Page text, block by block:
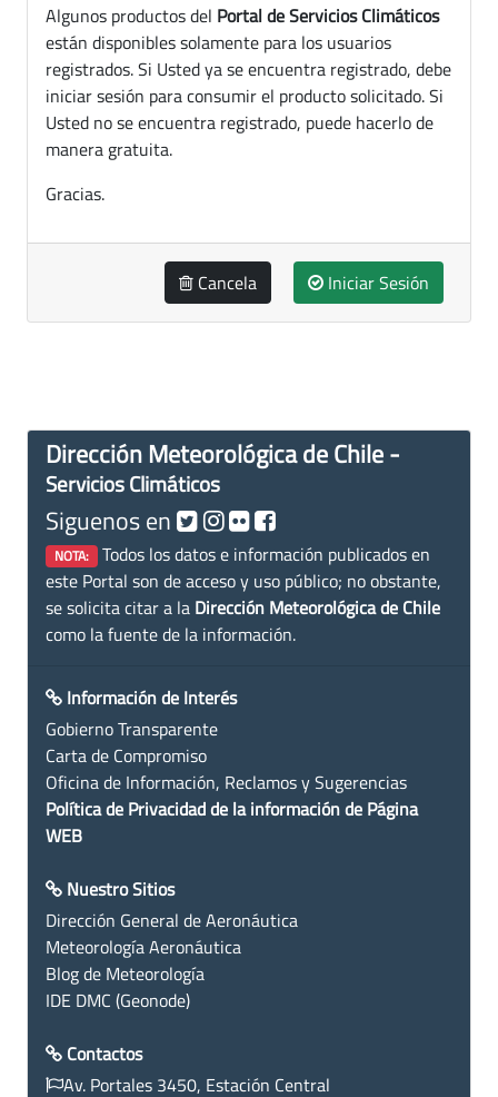
Algunos productos del Portal de Servicios Climáticos
están disponibles solamente para los usuarios
registrados. Si Usted ya se encuentra registrado, debe
iniciar sesión para consumir el producto solicitado. Si
Usted no se encuentra registrado, puede hacerlo de
manera gratuita.
Gracias.
Cancela Iniciar Sesión
Dirección Meteorológica de Chile -
Servicios Climáticos
Siguenos en
NOTA: Todos los datos e información publicados en
este Portal son de acceso y uso público; no obstante,
se solicita citar a la Dirección Meteorológica de Chile
como la fuente de la información.
Información de Interés
Gobierno Transparente
Carta de Compromiso
Oficina de Información, Reclamos y Sugerencias
Política de Privacidad de la información de Página
WEB
Nuestro Sitios
Dirección General de Aeronáutica
Meteorología Aeronáutica
Blog de Meteorología
IDE DMC (Geonode)
Contactos
Av. Portales 3450, Estación Central